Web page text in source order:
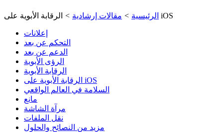
الرئيسية > مقالات إرشادية > الرقابة الأبوية على iOS
إعلانات
التحكم عن بعد
الدعم عن بعد
الرؤى الأبوية
الرقابة الأبوية
الرقابة الأبوية على iOS
السلامة في العالم الواقعي
مانع
مرآة الشاشة
نقل الملفات
مزيد من النصائح والحلول